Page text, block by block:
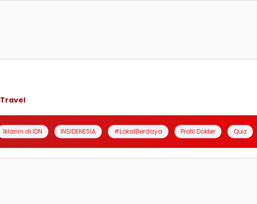
Travel
Iklanin di IDN INSIDENESIA #LokalBerdaya Profil Dokter Quiz